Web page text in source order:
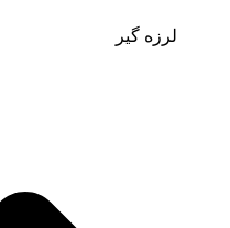
لرزه گیر